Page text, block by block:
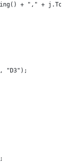
+ "," +
"D3");